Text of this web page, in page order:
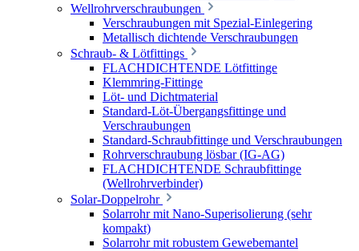
Wellrohrverschraubungen
Verschraubungen mit Spezial-Einlegering
Metallisch dichtende Verschraubungen
Schraub- & Lötfittings
FLACHDICHTENDE Lötfittinge
Klemmring-Fittinge
Löt- und Dichtmaterial
Standard-Löt-Übergangsfittinge und
Verschraubungen
Standard-Schraubfittinge und Verschraubungen
Rohrverschraubung lösbar (IG-AG)
FLACHDICHTENDE Schraubfittinge
(Wellrohrverbinder)
Solar-Doppelrohr
Solarrohr mit Nano-Superisolierung (sehr
kompakt)
Solarrohr mit robustem Gewebemantel